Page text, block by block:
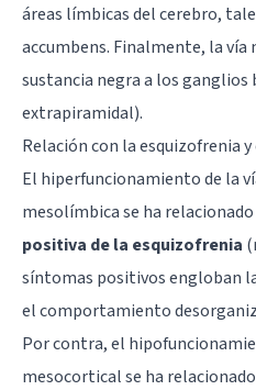
áreas límbicas del cerebro,
accumbens. Finalmente, la vía
sustancia negra a los
extrapiramidal).
Relación con la esquizofrenia
El hiperfuncionamiento de la
mesolímbica se ha
positiva de la esquizofrenia
síntomas positivos engloban
el comportamiento
Por contra, el
mesocortical se ha